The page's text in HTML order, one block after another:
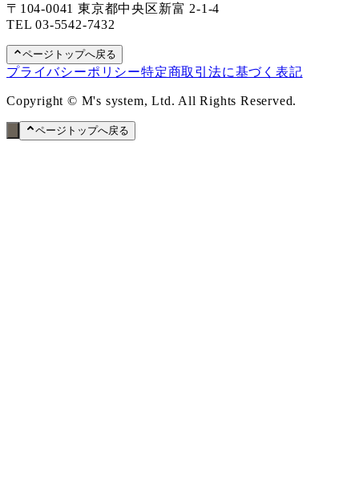
〒104-0041 東京都中央区新富 2-1-4
TEL03-5542-7432
ページトップへ戻る
プライバシーポリシー特定商取引法に基づく表記
Copyright © M's system, Ltd. All Rights Reserved.
ページトップへ戻る